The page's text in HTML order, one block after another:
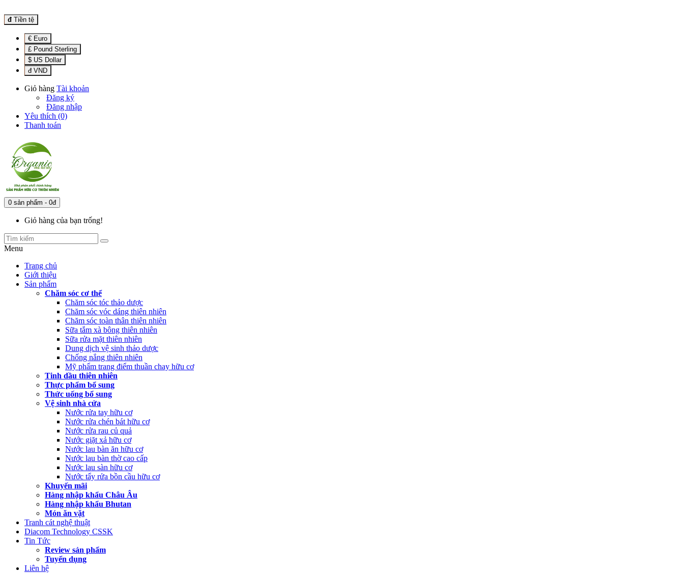
đ Tiền tệ
€ Euro
£ Pound Sterling
$ US Dollar
đ VND
Giỏ hàng Tài khoản
Đăng ký
Đăng nhập
Yêu thích (0)
Thanh toán
0 sản phẩm - 0đ
Giỏ hàng của bạn trống!
Menu
Trang chủ
Giới thiệu
Sản phẩm
Chăm sóc cơ thể
Chăm sóc tóc thảo dược
Chăm sóc vóc dáng thiên nhiên
Chăm sóc toàn thân thiên nhiên
Sữa tắm xà bông thiên nhiên
Sữa rửa mặt thiên nhiên
Dung dịch vệ sinh thảo dược
Chống nắng thiên nhiên
Mỹ phẩm trang điểm thuần chay hữu cơ
Tinh dầu thiên nhiên
Thực phẩm bổ sung
Thức uống bổ sung
Vệ sinh nhà cửa
Nước rửa tay hữu cơ
Nước rửa chén bát hữu cơ
Nước rửa rau củ quả
Nước giặt xả hữu cơ
Nước lau bàn ăn hữu cơ
Nước lau bàn thờ cao cấp
Nước lau sàn hữu cơ
Nước tẩy rửa bồn cầu hữu cơ
Khuyến mãi
Hàng nhập khẩu Châu Âu
Hàng nhập khẩu Bhutan
Món ăn vặt
Tranh cát nghệ thuật
Diacom Technology CSSK
Tin Tức
Review sản phẩm
Tuyển dụng
Liên hệ